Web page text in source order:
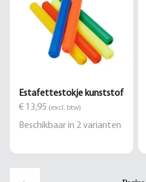
Estafettestokje kunststof
€ 13,95 (excl. btw)
Beschikbaar in 2varianten